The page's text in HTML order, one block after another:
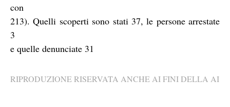
con
213). Quelli scoperti sono stati 37, le persone arrestate
3
e quelle denunciate 31
RIPRODUZIONE RISERVATA ANCHE AI FINI DELLA AI